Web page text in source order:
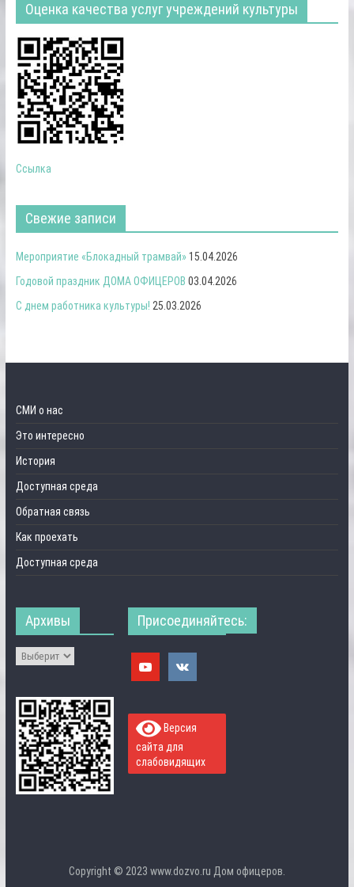
Оценка качества услуг учреждений культуры
Ссылка
Свежие записи
Мероприятие «Блокадный трамвай» 15.04.2026
Годовой праздник ДОМА ОФИЦЕРОВ 03.04.2026
С днем работника культуры! 25.03.2026
СМИ о нас
Это интересно
История
Доступная среда
Обратная связь
Как проехать
Доступная среда
Архивы Присоединяйтесь:
Версия
сайта для
слабовидящих
Copyright © 2023 www.dozvo.ru Дом офицеров.